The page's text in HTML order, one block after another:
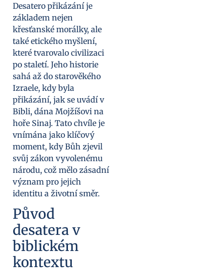
Desatero přikázání je
základem nejen
křesťanské morálky, ale
také etického myšlení,
které tvarovalo civilizaci
po staletí. Jeho historie
sahá až do starověkého
Izraele, kdy byla
přikázání, jak se uvádí v
Bibli, dána Mojžíšovi na
hoře Sinaj. Tato chvíle je
vnímána jako klíčový
moment, kdy Bůh zjevil
svůj zákon vyvolenému
národu, což mělo zásadní
význam pro jejich
identitu a životní směr.
Původ
desatera v
biblickém
kontextu